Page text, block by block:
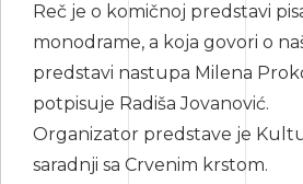
Reč je o komičnoj predstavi
monodrame, a koja govori o
predstavi nastupa Milena
potpisuje Radiša Jovanović.
Organizator predstave je
saradnji sa Crvenim krstom.